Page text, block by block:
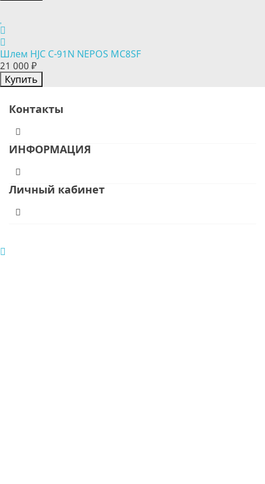
Шлем HJC C-91N NEPOS MC8SF
21 000 ₽
Купить
Контакты
ИНФОРМАЦИЯ
Личный кабинет